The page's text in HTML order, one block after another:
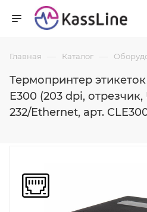
Главная — Каталог —
Термопринтер
E300 (203 dpi, отрезчик,
232/Ethernet, арт.